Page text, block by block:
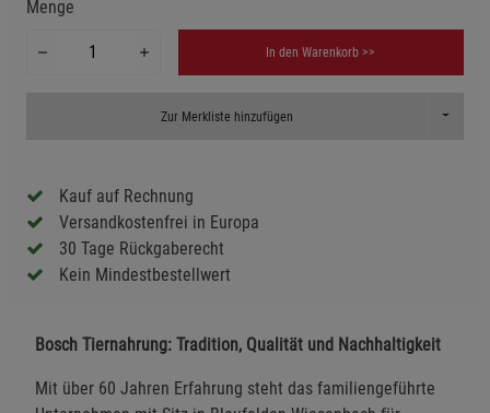
Menge
In den Warenkorb >>
Zur Merkliste hinzufügen Toggle
Kauf auf Rechnung
Versandkostenfrei in Europa
30 Tage Rückgaberecht
Kein Mindestbestellwert
Bosch Tiernahrung: Tradition, Qualität und Nachhaltigkeit
Mit über 60 Jahren Erfahrung steht das familiengeführte